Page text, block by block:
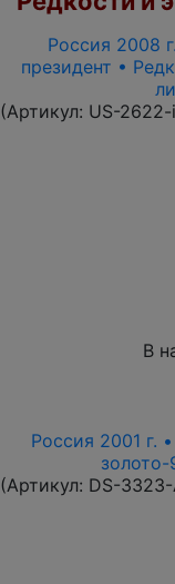
Россия 2008
президент •
(Артикул: US-
В
Россия 2001 г.
(Артикул: DS-